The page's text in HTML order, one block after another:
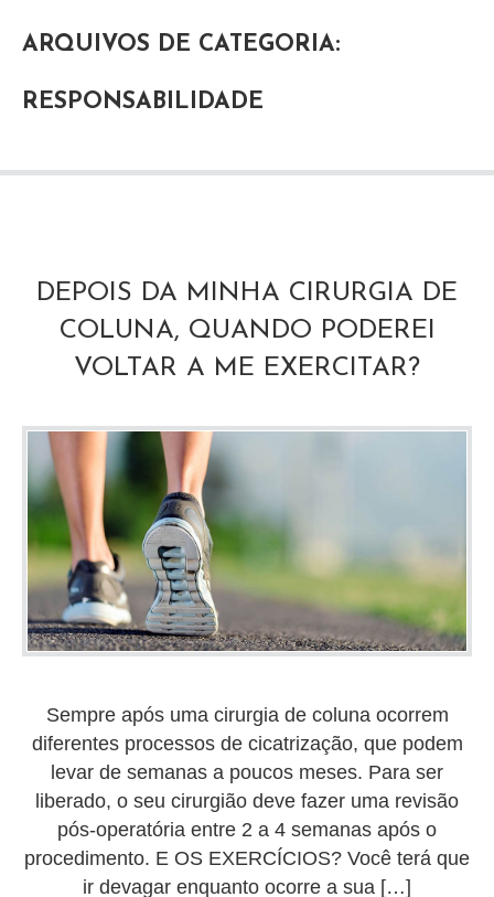
ARQUIVOS DE CATEGORIA:
RESPONSABILIDADE
DEPOIS DA MINHA CIRURGIA DE
COLUNA, QUANDO PODEREI
VOLTAR A ME EXERCITAR?
Sempre após uma cirurgia de coluna ocorrem
diferentes processos de cicatrização, que podem
levar de semanas a poucos meses. Para ser
liberado, o seu cirurgião deve fazer uma revisão
pós-operatória entre 2 a 4 semanas após o
procedimento. E OS EXERCÍCIOS? Você terá que
ir devagar enquanto ocorre a sua […]